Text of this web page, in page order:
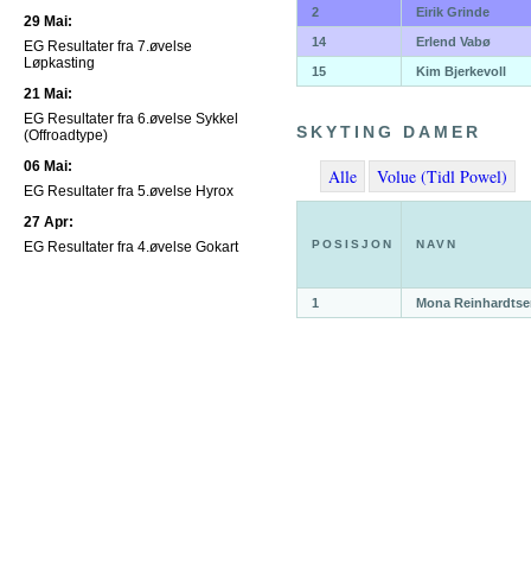
29 Mai:
EG Resultater fra 7.øvelse
Løpkasting
21 Mai:
EG Resultater fra 6.øvelse Sykkel
(Offroadtype)
06 Mai:
EG Resultater fra 5.øvelse Hyrox
27 Apr:
EG Resultater fra 4.øvelse Gokart
2 Eirik Grinde
14 Erlend Vabø
15 Kim Bjerkevoll
SKYTING DAMER
Alle Volue (Tidl Powel)
POSISJON NAVN
1 Mona